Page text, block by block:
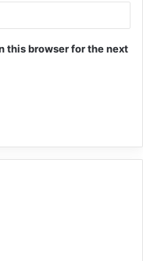
this browser for the next